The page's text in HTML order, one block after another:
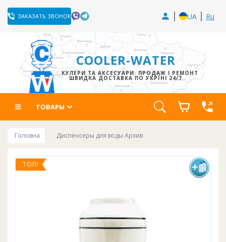
ЗАКАЗАТЬ ЗВОНОК UA Ru
COOLER-WATER
КУЛЕРИ ТА АКСЕСУАРИ: ПРОДАЖ І РЕМОНТ
ШВИДКА ДОСТАВКА ПО УКРЇНІ 24/7
ТОВАРЫ
Головна Диспенсеры для воды Архив
ТОП!